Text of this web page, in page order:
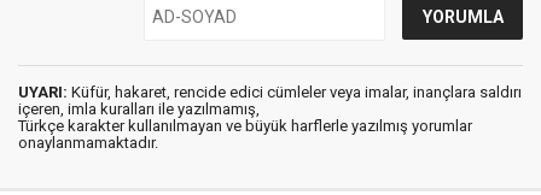
UYARI: Küfür, hakaret, rencide edici cümleler veya imalar, inançlara saldırı
içeren, imla kuralları ile yazılmamış,
Türkçe karakter kullanılmayan ve büyük harflerle yazılmış yorumlar
onaylanmamaktadır.